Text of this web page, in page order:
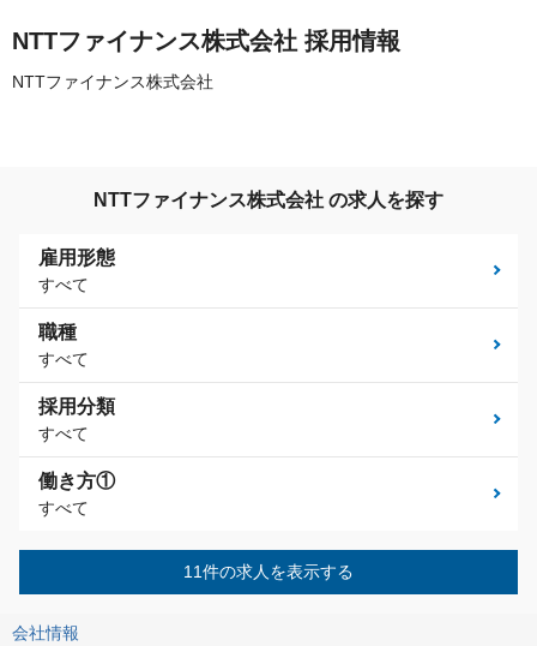
NTTファイナンス株式会社 採用情報
NTTファイナンス株式会社
NTTファイナンス株式会社 の求人を探す
雇用形態
すべて
職種
すべて
採用分類
すべて
働き方①
すべて
11件の求人を表示する
会社情報